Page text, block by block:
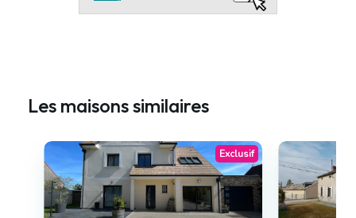
Les maisons similaires
Exclusif